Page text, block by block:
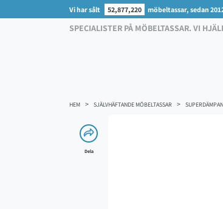
Vi har sålt 52,877,220 möbeltassar, sedan
SPECIALISTER PÅ MÖBELTASSAR. VI
HEM SJÄLVHÄFTANDE MÖBELTASSAR
Dela